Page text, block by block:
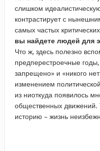
слишком
контрастирует с
самых частых
вы найдете людей для
Что ж, здесь полезно
предперестроечные годы,
запрещено» и «никого
изменением
из ниоткуда появилось
общественных движений.
историю – жизнь